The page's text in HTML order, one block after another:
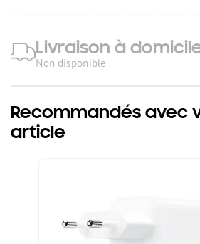
Livraison à
Non disponible
Recommandés avec
article